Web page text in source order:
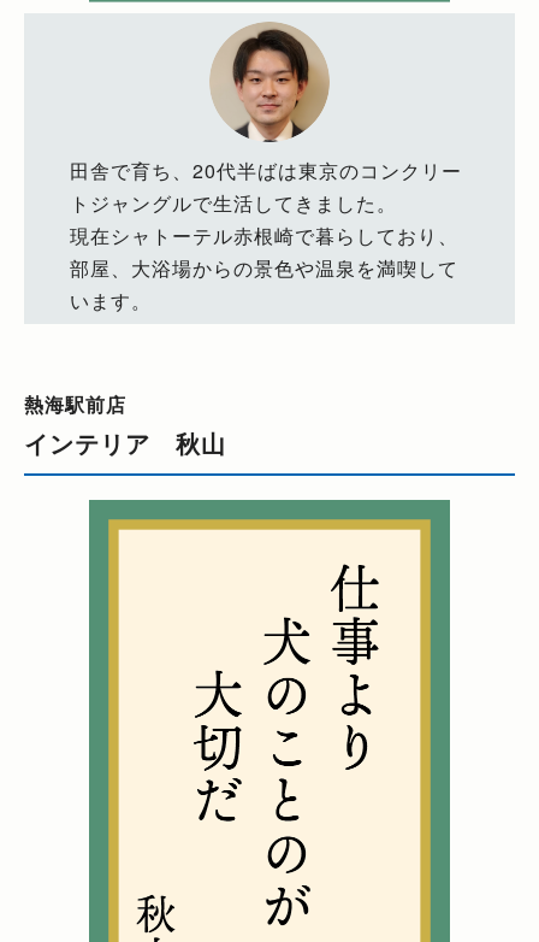
田舎で育ち、20代半ばは東京のコンクリー
トジャングルで生活してきました。
現在シャトーテル赤根崎で暮らしており、
部屋、大浴場からの景色や温泉を満喫して
います。
熱海駅前店
インテリア 秋山